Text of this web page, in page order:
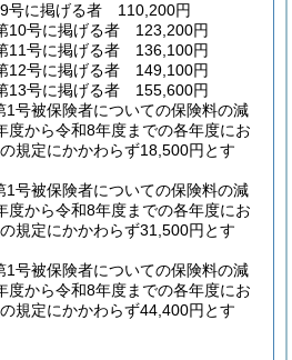
号に掲げる者 110,200円
10号に掲げる者 123,200円
11号に掲げる者 136,100円
12号に掲げる者 149,100円
13号に掲げる者 155,600円
1号被保険者についての保険料の減
度から令和8年度までの各年度にお
の規定にかかわらず18,500円とす
1号被保険者についての保険料の減
度から令和8年度までの各年度にお
の規定にかかわらず31,500円とす
1号被保険者についての保険料の減
度から令和8年度までの各年度にお
の規定にかかわらず44,400円とす